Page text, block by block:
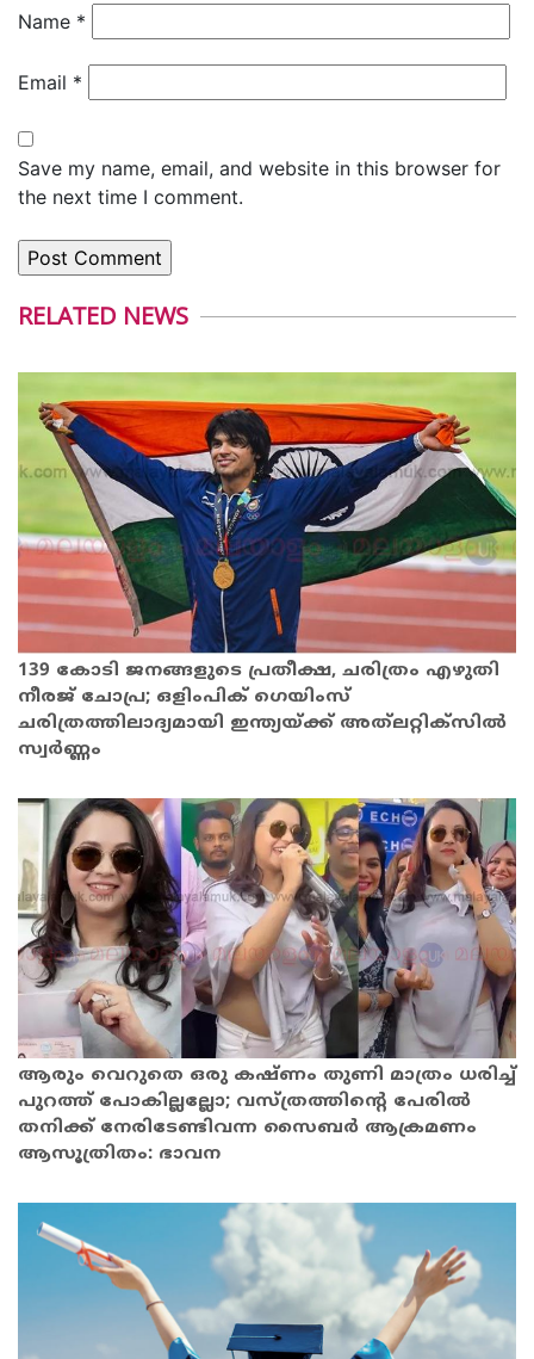
Name *
Email *
Save my name, email, and website in this browser for
the next time I comment.
RELATED NEWS
139 കോടി ജനങ്ങളുടെ പ്രതീക്ഷ, ചരിത്രം എഴുതി
നീരജ് ചോപ്ര; ഒളിംപിക് ഗെയിംസ്
ചരിത്രത്തിലാദ്യമായി ഇന്ത്യയ്ക്ക് അത്‌ലറ്റിക്‌സിൽ
സ്വർണ്ണം
ആരും വെറുതെ ഒരു കഷ്ണം തുണി മാത്രം ധരിച്ച്
പുറത്ത് പോകില്ലല്ലോ; വസ്ത്രത്തിന്റെ പേരിൽ
തനിക്ക് നേരിടേണ്ടിവന്ന സൈബര്‍ ആക്രമണം
ആസൂത്രിതം: ഭാവന